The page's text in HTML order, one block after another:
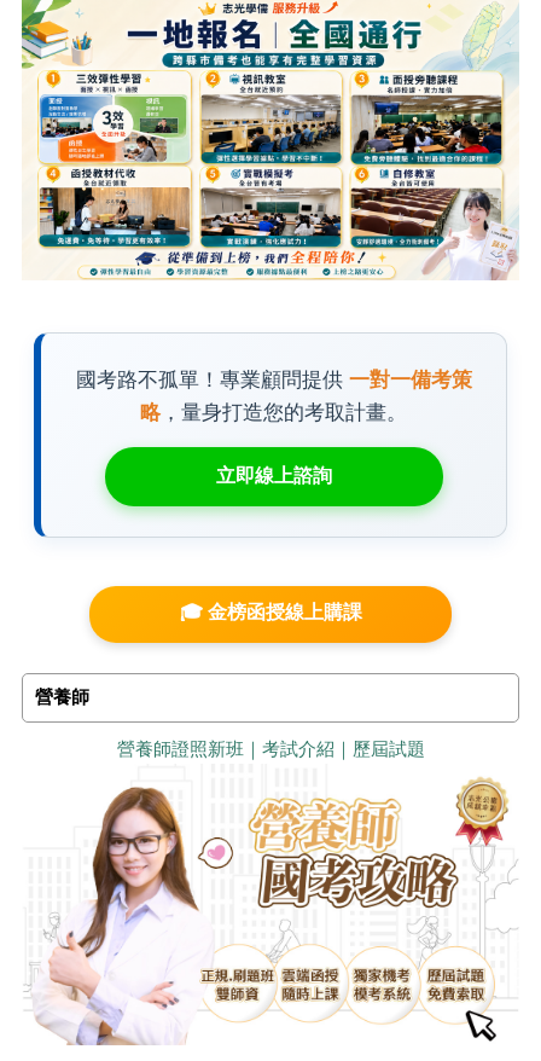
國考路不孤單！專業顧問提供 一對一備考策
略，量身打造您的考取計畫。
立即線上諮詢
🎓 金榜函授線上購課
營養師
營養師證照新班｜考試介紹｜歷屆試題